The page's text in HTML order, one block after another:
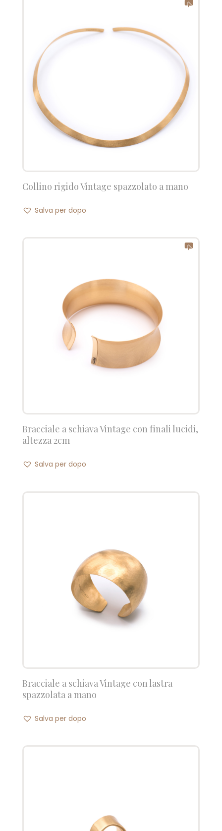
Collino rigido Vintage spazzolato a mano
Salva per dopo
Bracciale a schiava Vintage con finali lucidi,
altezza 2cm
Salva per dopo
Bracciale a schiava Vintage con lastra
spazzolata a mano
Salva per dopo